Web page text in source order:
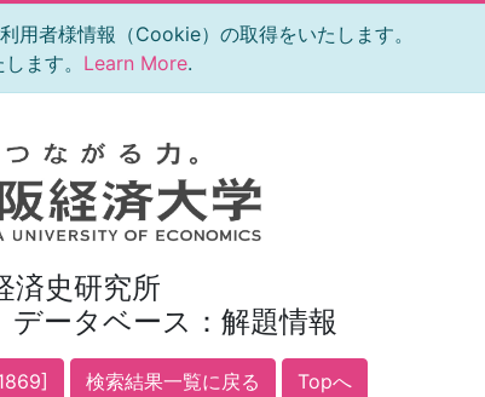
者様情報（Cookie）の取得をいたします。
ます。 Learn More.
済史研究所
データベース：解題情報
検索結果一覧に戻る Topへ